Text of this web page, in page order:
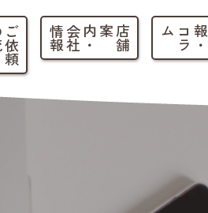
ご
依
頼
の
流
れ
・
Q
&
A 店
舗
案内
・
会
社
情
報